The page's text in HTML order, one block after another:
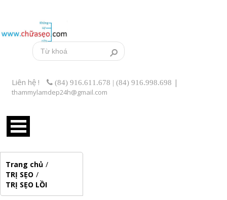
Liên hệ ! (84) 916.611.678 | (84) 916.998.698 |
thammylamdep24h@gmail.com
Trang chủ /
TRỊ SẸO /
TRỊ SẸO LỒI